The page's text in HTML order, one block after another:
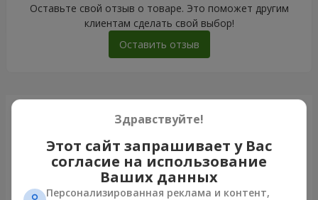
Оставьте свой отзыв о товаре. Это поможет другим
клиентам сделать свой выбор!
Оставить отзыв
Только что доставили
Здравствуйте!
Этот сайт запрашивает у Вас
согласие на использование
Ваших данных
Персонализированная реклама и контент,